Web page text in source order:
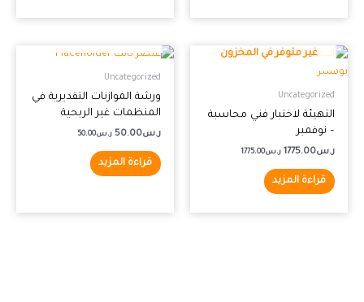
غير متوفر في المخزون
Uncategorized
التهيئة لاختبار فني محاسبة
– نوفمبر
ر.س1775.00 ر.س1775.00
قراءة المزيد
Uncategorized
ورشة الموازنات التقديرية في
المنظمات غير الربحية
ر.س50.00 ر.س50.00
قراءة المزيد